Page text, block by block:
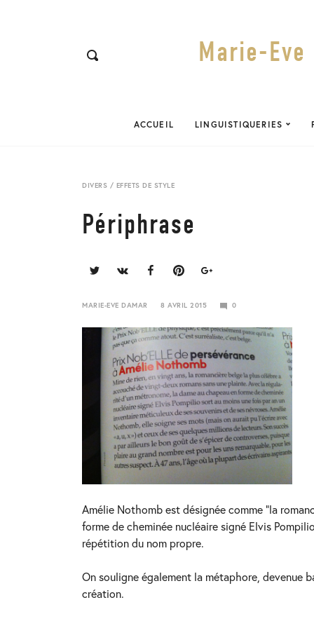
Marie-
ACCUEIL LINGUISTIQUERIES
DIVERS / EFFETS DE STYLE
Périphrase
Share
MARIE-EVE DAMAR
8 AVRIL 2015
JANVIER
2018
0
Amélie Nothomb est désignée comme “la
forme de cheminée nucléaire signé Elvis
répétition du nom propre.
On souligne également la métaphore, devenue
création.